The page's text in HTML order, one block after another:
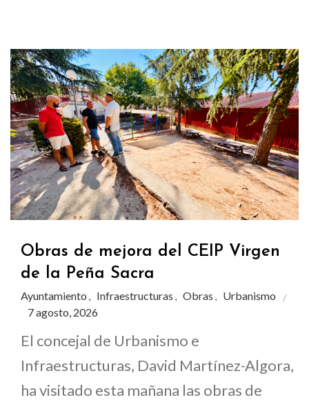
Obras de mejora del CEIP Virgen
de la Peña Sacra
Ayuntamiento , Infraestructuras , Obras , Urbanismo
7 agosto, 2026
El concejal de Urbanismo e
Infraestructuras, David Martínez-Algora,
ha visitado esta mañana las obras de